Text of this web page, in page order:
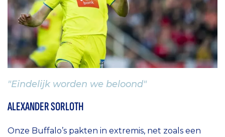
"Eindelijk worden we beloond"
ALEXANDER SORLOTH
Onze Buffalo’s pakten in extremis, net zoals een